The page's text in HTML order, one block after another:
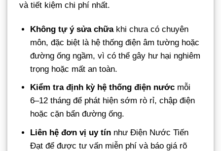
và tiết kiệm chi phí nhất.
Không tự ý sửa chữakhi chưa có chuyên
môn, đặc biệt là hệ thống điện âm tường hoặc
đường ống ngầm, vì có thể gây hư hại nghiêm
trọng hoặc mất an toàn.
Kiểm tra định kỳ hệ thống điện nước mỗi
6–12 tháng để phát hiện sớm rò rỉ, chập điện
hoặc cặn bẩn đường ống.
Liên hệ đơn vị uy tín như Điện Nước Tiến
Đạt để được tư vấn miễn phí và báo giá rõ